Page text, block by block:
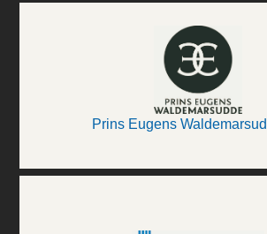
Prins Eugens